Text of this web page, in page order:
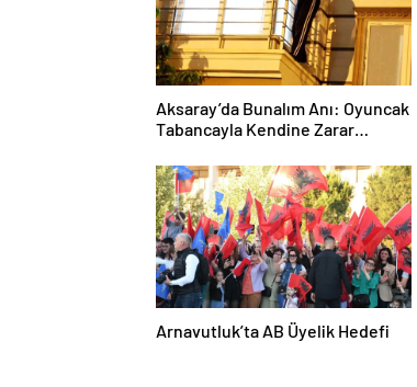
Aksaray’da Bunalım Anı: Oyuncak
Tabancayla Kendine Zarar
Arnavutluk’ta AB Üyelik Hedefi